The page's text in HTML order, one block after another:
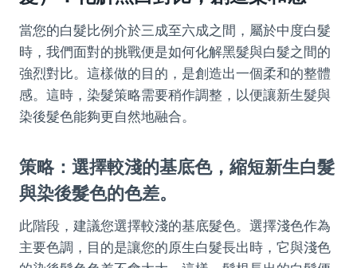
當您的白髮比例介於三成至六成之間，屬於中度白髮
時，我們面對的挑戰便是如何化解黑髮與白髮之間的
強烈對比。這樣做的目的，是創造出一個柔和的整體
感。這時，染髮策略需要稍作調整，以便讓新生髮與
染後髮色能夠更自然地融合。
策略：選擇較淺的基底色，縮短新生白髮
與染後髮色的色差。
此階段，建議您選擇較淺的基底髮色。選擇淺色作為
主要色調，目的是讓您的原生白髮長出時，它與淺色